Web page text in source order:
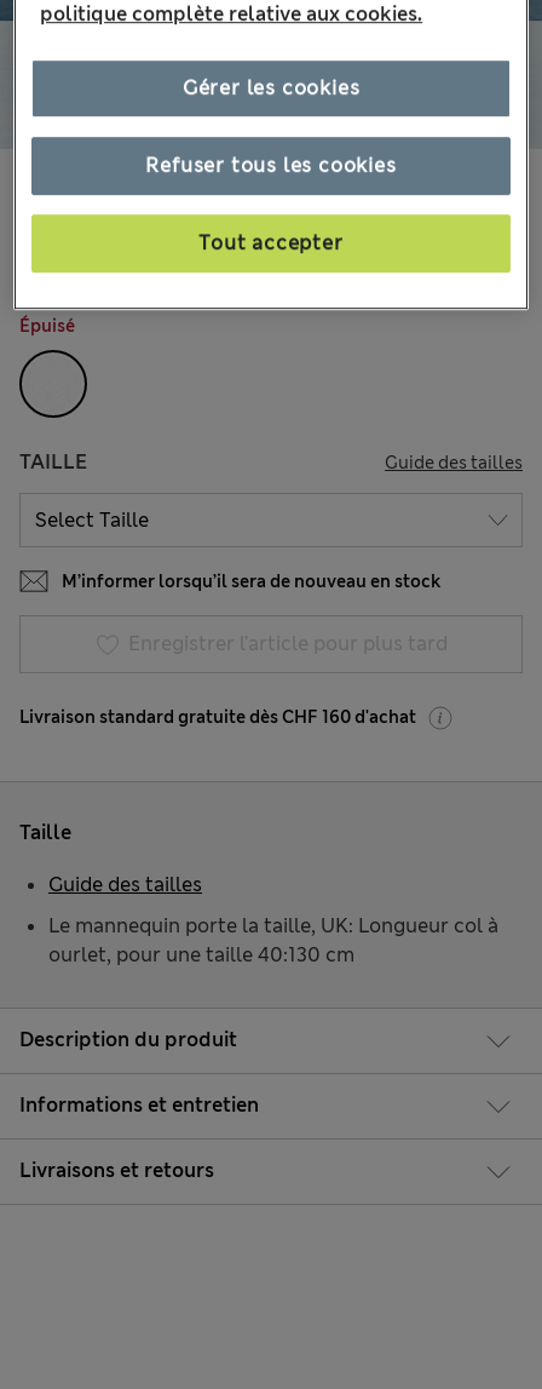
30 les commentaires reçus
CHF63.90
Épuisé
TAILLE Guide des tailles
M’informer lorsqu’il sera de nouveau en stock
Enregistrer l’article pour plus tard
Livraison standard gratuite dès CHF 160 d'achat
Description du produit
Informations et entretien
Livraisons et retours
Taille
Le mannequin porte la taille, UK: Longueur col à
ourlet, pour une taille 40:130 cm
Guide des tailles
politique complète relative aux cookies.
Refuser tous les cookies
Tout accepter
Gérer les cookies